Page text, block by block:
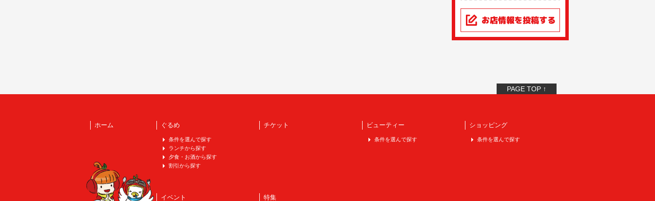
PAGE TOP ↑
ホーム ぐるめ
条件を選んで探す
ランチから探す
夕食・お酒から探す
割引から探す
チケット ビューティー
条件を選んで探す
ショッピング
条件を選んで探す
イベント 特集